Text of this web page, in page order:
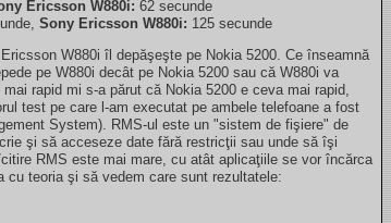
Ericsson W880i:62 secunde
Sony Ericsson W880i: 125 secunde
W880i îl depăşeşte pe Nokia 5200. Ce înseamnă
pe W880i decât pe Nokia 5200 sau că W880i va
rapid mi s-a părut că Nokia 5200 e ceva mai rapid,
test pe care l-am executat pe ambele telefoane a fost
System). RMS-ul este un "sistem de fişiere" de
şi să acceseze date fără restricţii sau unde să îşi
RMS este mai mare, cu atât aplicaţiile se vor încărca
cu teoria şi să vedem care sunt rezultatele: